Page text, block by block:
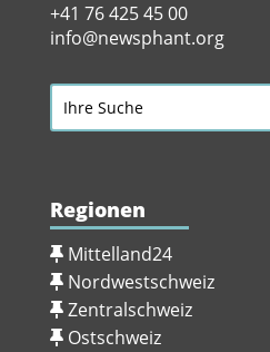
+41 76 425 45 00
info@newsphant.org
Regionen
Mittelland24
Nordwestschweiz
Zentralschweiz
Ostschweiz